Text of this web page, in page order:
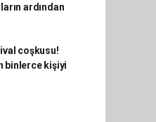
ardından
coşkusu!
binlerce kişiyi